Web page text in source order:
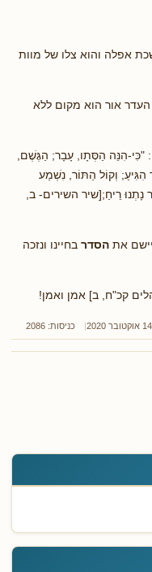
אפלה והוא צלו של מוות
העדר אור הוא מקום ללא
הִנֵּה הַסְּתָו, עָבָר; הַגֶּשֶׁם,
וְקוֹל הַתּוֹר, נִשְׁמַע
רֵיחַ;[שיר השירים- ב,
את הסדר בחיינו ונזכה
קכ"ח, ב] אמן ואמן!
כניסות: 2086